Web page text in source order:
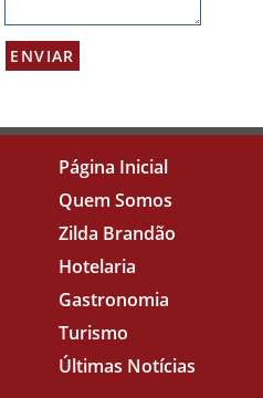
Página Inicial
Quem Somos
Zilda Brandão
Hotelaria
Gastronomia
Turismo
Últimas Notícias